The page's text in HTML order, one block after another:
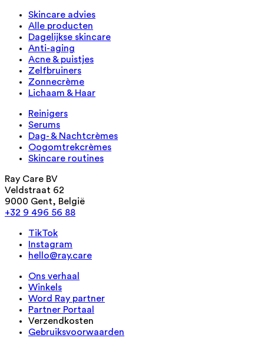
Skincare advies
Alle producten
Dagelijkse skincare
Anti-aging
Acne & puistjes
Zelfbruiners
Zonnecrème
Lichaam & Haar
Reinigers
Serums
Dag- & Nachtcrèmes
Oogomtrekcrèmes
Skincare routines
Ray Care BV
Veldstraat 62
9000 Gent, België
+32 9 496 56 88
TikTok
Instagram
hello@ray.care
Ons verhaal
Winkels
Word Ray partner
Partner Portaal
Verzendkosten
Gebruiksvoorwaarden